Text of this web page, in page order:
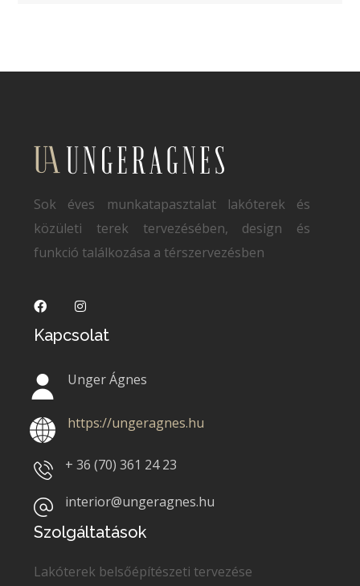
Sok éves munkatapasztalat lakóterek és
közületi terek tervezésében, design és
funkció találkozása a térszervezésben
Kapcsolat
Unger Ágnes
https://ungeragnes.hu
+ 36 (70)361 24 23
interior@ungeragnes.hu
Szolgáltatások
Lakóterek belsőépítészeti tervezése